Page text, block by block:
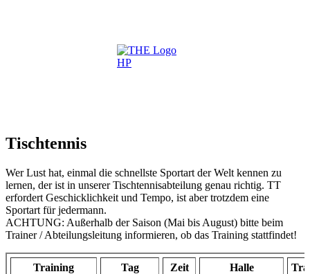
Tischtennis
Wer Lust hat, einmal die schnellste Sportart der Welt kennen zu
lernen, der ist in unserer Tischtennisabteilung genau richtig. TT
erfordert Geschicklichkeit und Tempo, ist aber trotzdem eine
Sportart für jedermann.
ACHTUNG: Außerhalb der Saison (Mai bis August) bitte beim
Trainer / Abteilungsleitung informieren, ob das Training stattfindet!
Training Tag Zeit Halle